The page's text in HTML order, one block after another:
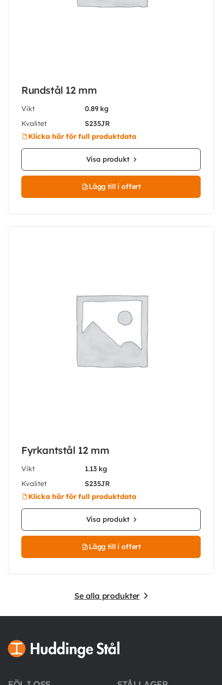
Rundstål 12 mm
Vikt
0.89 kg
Kvalitet
S235JR
Klicka här för full produktdata
Visa produkt
Lägg till i offert
Fyrkantstål 12 mm
Vikt
1.13 kg
Kvalitet
S235JR
Klicka här för full produktdata
Visa produkt
Lägg till i offert
Se alla produkter